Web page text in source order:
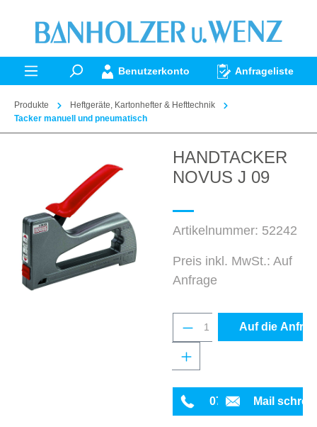
springen
Benutzerkonto Anfrageliste
Produkte
Heftgeräte, Kartonhefter & Hefttechnik
Tacker manuell und pneumatisch
HANDTACKER
NOVUS J 09
Artikelnummer: 52242
Preis inkl. MwSt.: Auf
Anfrage
Produkt Anzahl:
Auf die
0711 342934-0
Mail